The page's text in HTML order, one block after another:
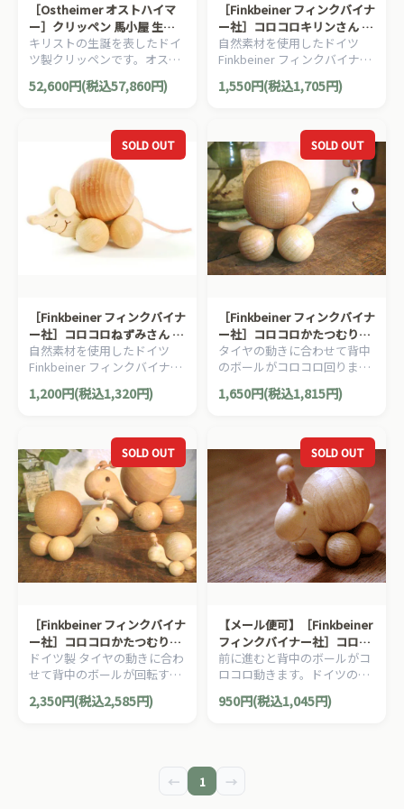
［Ostheimer オストハイマ
ー］クリッペン 馬小屋 生誕
セット
キリストの生誕を表したドイ
ツ製クリッペンです。オスト
ハイマーの木製人形と
Norbert Verneuerの馬小屋の
52,600円(税込57,860円)
［Finkbeiner フィンクバイナ
ー社］コロコロキリンさん マ
マ M
自然素材を使用したドイツ
Finkbeiner フィンクバイナー
社製のインテリア/インテリア
トーイです。
1,550円(税込1,705円)
SOLD OUT
［Finkbeiner フィンクバイナ
ー社］コロコロねずみさん マ
マ M
自然素材を使用したドイツ
Finkbeiner フィンクバイナー
社製のインテリア/インテリア
トーイです。
1,200円(税込1,320円)
SOLD OUT
［Finkbeiner フィンクバイナ
ー社］コロコロかたつむりさ
ん ママ L
タイヤの動きに合わせて背中
のボールがコロコロ回りま
1,650円(税込1,815円)
SOLD OUT
［Finkbeiner フィンクバイナ
ー社］コロコロかたつむりさ
ん パパ LL
ドイツ製 タイヤの動きに合わ
せて背中のボールが回転す
る、コロコロかたつむりさん
です。
2,350円(税込2,585円)
SOLD OUT
【メール便可】［Finkbeiner
フィンクバイナー社］コロコ
ロかたつむりさん ベビー S
前に進むと背中のボールがコ
ロコロ動きます。ドイツの可
愛い木製カタツムリさん。
950円(税込1,045円)
← 1 →